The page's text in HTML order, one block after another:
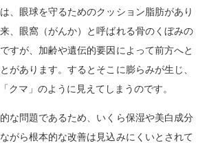
、眼球を守るためのクッション脂肪があり
、眼窩（がんか）と呼ばれる骨のくぼみの
すが、加齢や遺伝的要因によって前方へと
があります。するとそこに膨らみが生じ、
クマ」のように見えてしまうのです。
な問題であるため、いくら保湿や美白成分
がら根本的な改善は見込みにくいとされて